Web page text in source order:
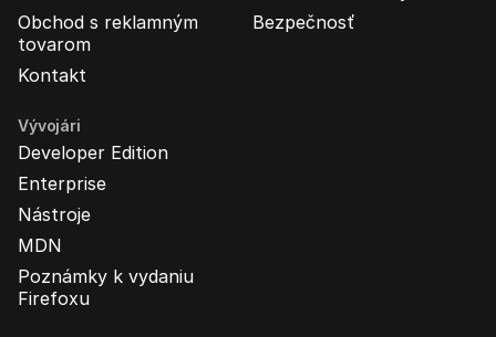
Obchod s reklamným
tovarom
Kontakt
Bezpečnosť
Vývojári
Developer Edition
Enterprise
Nástroje
MDN
Poznámky k vydaniu
Firefoxu